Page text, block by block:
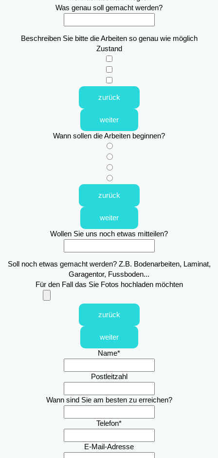
Was genau soll gemacht werden?
Beschreiben Sie bitte die Arbeiten so genau wie möglich
Zustand
zurück
weiter
Wann sollen die Arbeiten beginnen?
zurück
weiter
Wollen Sie uns noch etwas mitteilen?
Soll noch etwas gemacht werden? Z.B. Bodenarbeiten, Laminat,
Garagentor, Fussboden...
Für den Fall das Sie Fotos hochladen möchten
zurück
weiter
Name*
Postleitzahl
Wann sind Sie am besten zu erreichen?
Telefon*
E-Mail-Adresse